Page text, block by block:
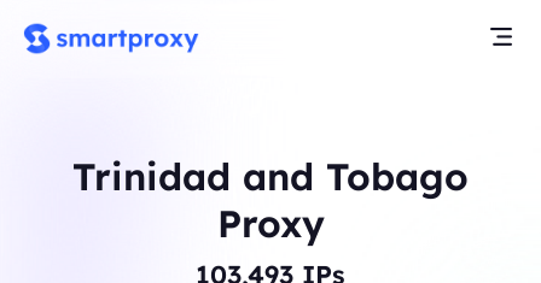
Trinidad and Tobago
Proxy
103,493 IPs